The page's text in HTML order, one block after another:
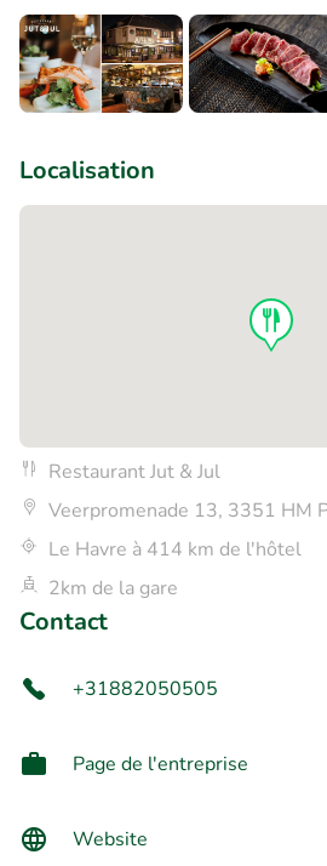
Localisation
Restaurant Jut & Jul
Veerpromenade 13, 3351 HM
Le Havre à 414 km de l'hôtel
2km de la gare
Contact
+31882050505
Page de l'entreprise
Website